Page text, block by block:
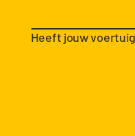
Heeft jouw